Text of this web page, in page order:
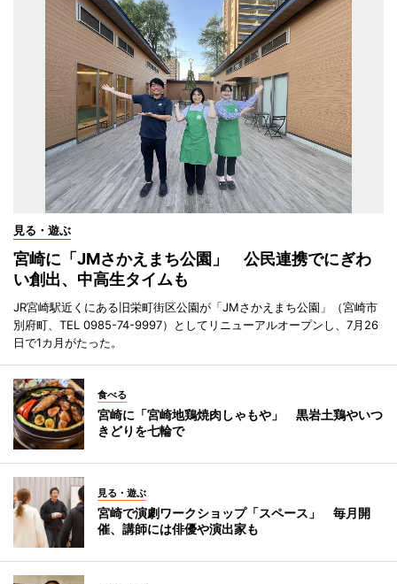
見る・遊ぶ
宮崎に「JMさかえまち公園」 公民連携でにぎわ
い創出、中高生タイムも
JR宮崎駅近くにある旧栄町街区公園が「JMさかえまち公園」（宮崎市
別府町、TEL 0985-74-9997）としてリニューアルオープンし、7月26
日で1カ月がたった。
食べる
宮崎に「宮崎地鶏焼肉しゃもや」 黒岩土鶏やいつ
きどりを七輪で
見る・遊ぶ
宮崎で演劇ワークショップ「スペース」 毎月開
催、講師には俳優や演出家も